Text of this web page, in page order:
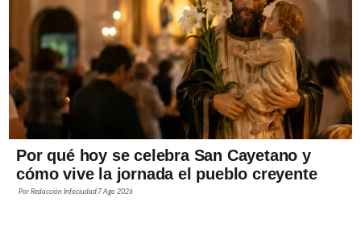
Por qué hoy se celebra San Cayetano y
cómo vive la jornada el pueblo creyente
PorRedacción Infociudad 7 Ago 2026